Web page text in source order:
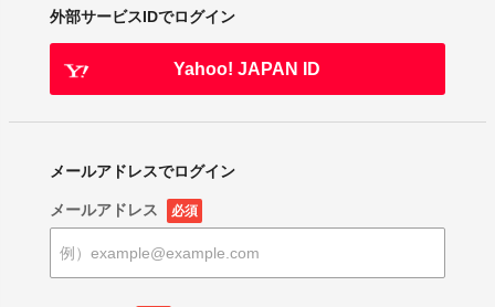
外部サービスIDでログイン
Yahoo! JAPAN ID
メールアドレスでログイン
メールアドレス 必須